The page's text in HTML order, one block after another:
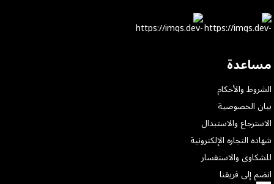
مساعدة
الشروط والأحكام
بيان الخصوصية
الاسترجاع والاستبدال
شهاده التجاره الإلكترونية
للشكاوى والاستفسار
انضم إلى فريقنا